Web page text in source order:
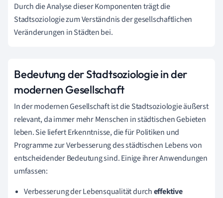
Durch die Analyse dieser Komponenten trägt die
Stadtsoziologie zum Verständnis der gesellschaftlichen
Veränderungen in Städten bei.
Bedeutung der Stadtsoziologie in der
modernen Gesellschaft
In der modernen Gesellschaft ist die Stadtsoziologie äußerst
relevant, da immer mehr Menschen in städtischen Gebieten
leben. Sie liefert Erkenntnisse, die für Politiken und
Programme zur Verbesserung des städtischen Lebens von
entscheidender Bedeutung sind. Einige ihrer Anwendungen
umfassen:
Verbesserung der Lebensqualität durcheffektive